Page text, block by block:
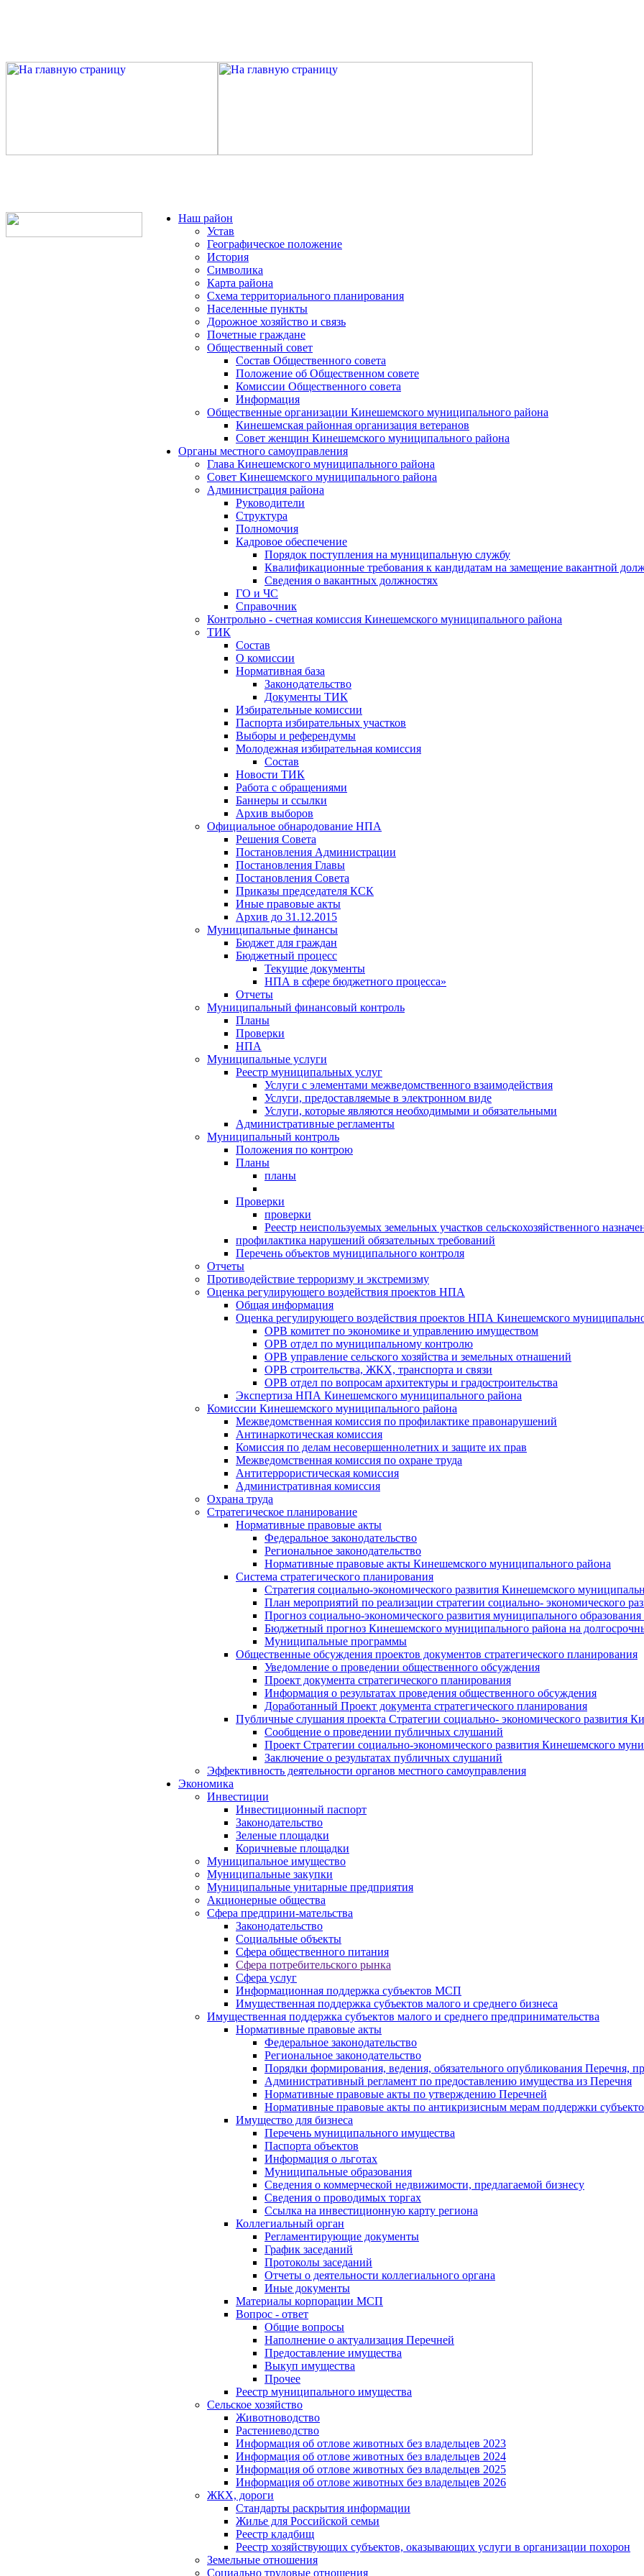
Наш район
Устав
Географическое положение
История
Символика
Карта района
Схема территориального планирования
Населенные пункты
Дорожное хозяйство и связь
Почетные граждане
Общественный совет
Состав Общественного совета
Положение об Общественном совете
Комиссии Общественного совета
Информация
Общественные организации Кинешемского муниципального района
Кинешемская районная организация ветеранов
Совет женщин Кинешемского муниципального района
Органы местного самоуправления
Глава Кинешемского муниципального района
Совет Кинешемского муниципального района
Администрация района
Руководители
Структура
Полномочия
Кадровое обеспечение
Порядок поступления на муниципальную службу
Квалификационные требования к кандидатам на замещение вакантной
Сведения о вакантных должностях
ГО и ЧС
Справочник
Контрольно - счетная комиссия Кинешемского муниципального района
ТИК
Состав
О комиссии
Нормативная база
Законодательство
Документы ТИК
Избирательные комиссии
Паспорта избирательных участков
Выборы и референдумы
Молодежная избирательная комиссия
Состав
Новости ТИК
Работа с обращениями
Баннеры и ссылки
Архив выборов
Официальное обнародование НПА
Решения Совета
Постановления Администрации
Постановления Главы
Постановления Совета
Приказы председателя КСК
Иные правовые акты
Архив до 31.12.2015
Муниципальные финансы
Бюджет для граждан
Бюджетный процесс
Текущие документы
НПА в сфере бюджетного процесса»
Отчеты
Муниципальный финансовый контроль
Планы
Проверки
НПА
Муниципальные услуги
Реестр муниципальных услуг
Услуги с элементами межведомственного взаимодействия
Услуги, предоставляемые в электронном виде
Услуги, которые являются необходимыми и обязательными
Административные регламенты
Муниципальный контроль
Положения по контрою
Планы
планы
Проверки
проверки
Реестр неиспользуемых земельных участков сельскохозяйственного
профилактика нарушений обязательных требований
Перечень объектов муниципального контроля
Отчеты
Противодействие терроризму и экстремизму
Оценка регулирующего воздействия проектов НПА
Общая информация
Оценка регулирующего воздействия проектов НПА Кинешемского
ОРВ комитет по экономике и управлению имуществом
ОРВ отдел по муниципальному контролю
ОРВ управление сельского хозяйства и земельных отнашений
ОРВ строительства, ЖКХ, транспорта и связи
ОРВ отдел по вопросам архитектуры и градостроительства
Экспертиза НПА Кинешемского муниципального района
Комиссии Кинешемского муниципального района
Межведомственная комиссия по профилактике правонарушений
Антинаркотическая комиссия
Комиссия по делам несовершеннолетних и защите их прав
Межведомственная комиссия по охране труда
Антитеррористическая комиссия
Административная комиссия
Охрана труда
Стратегическое планирование
Нормативные правовые акты
Федеральное законодательство
Региональное законодательство
Нормативные правовые акты Кинешемского муниципального района
Система стратегического планирования
Стратегия социально-экономического развития Кинешемского
План мероприятий по реализации стратегии социально- экономического
Прогноз социально-экономического развития муниципального
Бюджетный прогноз Кинешемского муниципального района на
Муниципальные программы
Общественные обсуждения проектов документов стратегического планирования
Уведомление о проведении общественного обсуждения
Проект документа стратегического планирования
Информация о результатах проведения общественного обсуждения
Доработанный Проект документа стратегического планирования
Публичные слушания проекта Стратегии социально- экономического развития
Сообщение о проведении публичных слушаний
Проект Стратегии социально-экономического развития Кинешемского
Заключение о результатах публичных слушаний
Эффективность деятельности органов местного самоуправления
Экономика
Инвестиции
Инвестиционный паспорт
Законодательство
Зеленые площадки
Коричневые площадки
Муниципальное имущество
Муниципальные закупки
Муниципальные унитарные предприятия
Акционерные общества
Сфера предприни-мательства
Законодательство
Социальные объекты
Сфера общественного питания
Сфера потребительского рынка
Сфера услуг
Информационная поддержка субъектов МСП
Имущественная поддержка субъектов малого и среднего бизнеса
Имущественная поддержка субъектов малого и среднего предпринимательства
Нормативные правовые акты
Федеральное законодательство
Региональное законодательство
Порядки формирования, ведения, обязательного опубликования Перечня,
Административный регламент по предоставлению имущества из Перечня
Нормативные правовые акты по утверждению Перечней
Нормативные правовые акты по антикризисным мерам поддержки
Имущество для бизнеса
Перечень муниципального имущества
Паспорта объектов
Информация о льготах
Муниципальные образования
Сведения о коммерческой недвижимости, предлагаемой бизнесу
Сведения о проводимых торгах
Ссылка на инвестиционную карту региона
Коллегиальный орган
Регламентирующие документы
График заседаний
Протоколы заседаний
Отчеты о деятельности коллегиального органа
Иные документы
Материалы корпорации МСП
Вопрос - ответ
Общие вопросы
Наполнение о актуализация Перечней
Предоставление имущества
Выкуп имущества
Прочее
Реестр муниципального имущества
Сельское хозяйство
Животноводство
Растениеводство
Информация об отлове животных без владельцев 2023
Информация об отлове животных без владельцев 2024
Информация об отлове животных без владельцев 2025
Информация об отлове животных без владельцев 2026
ЖКХ, дороги
Стандарты раскрытия информации
Жилье для Российской семьи
Реестр кладбищ
Реестр хозяйствующих субъектов, оказывающих услуги в организации похорон
Земельные отношения
Социально трудовые отношения